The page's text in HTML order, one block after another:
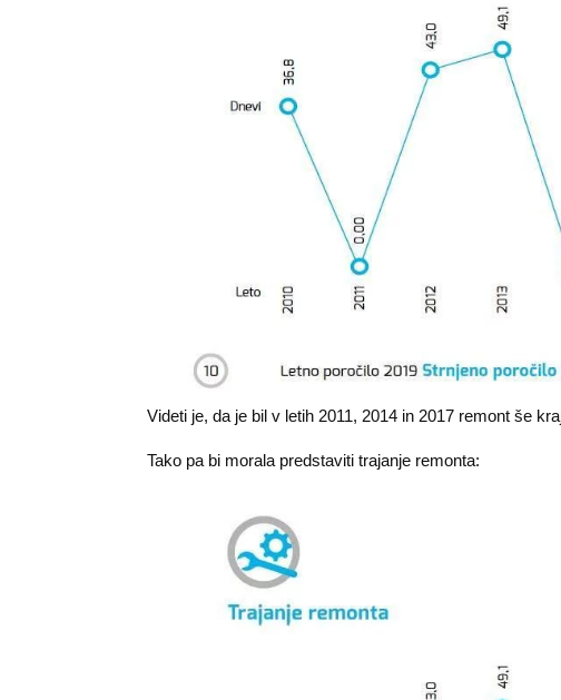
Videti je, da je bil v letih 2011, 2014 in 2017 remont še
Tako pa bi morala predstaviti trajanje remonta: